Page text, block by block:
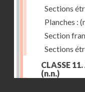
Sections
Planches :
Section
Sections
CLASSE
(n.n.)